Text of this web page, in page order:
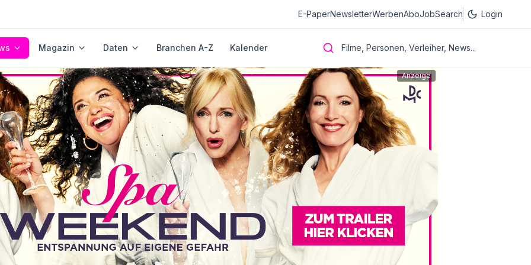
E-PaperNewsletterWerbenAboJobSearch Login
Magazin Daten Branchen A-Z Kalender Filme, Personen, Verleiher, News...
Anzeige